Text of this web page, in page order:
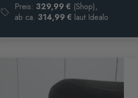
Preis: 329,99 € (Shop),
ab ca. 314,99 € laut Idealo